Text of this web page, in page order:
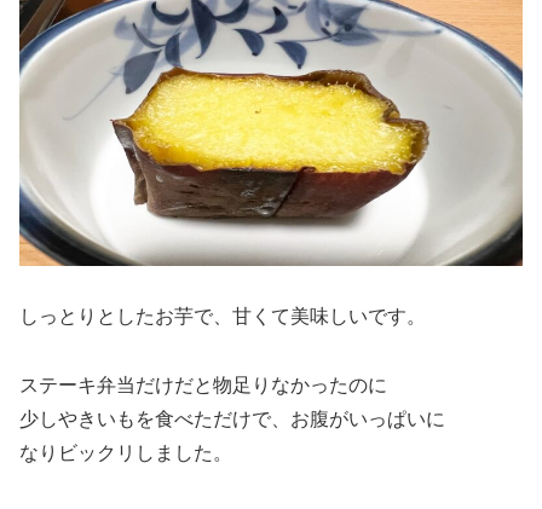
しっとりとしたお芋で、甘くて美味しいです。
ステーキ弁当だけだと物足りなかったのに
少しやきいもを食べただけで、お腹がいっぱいに
なりビックリしました。